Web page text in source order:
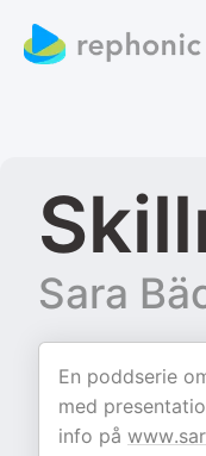
Sara
En poddserie
med
info på